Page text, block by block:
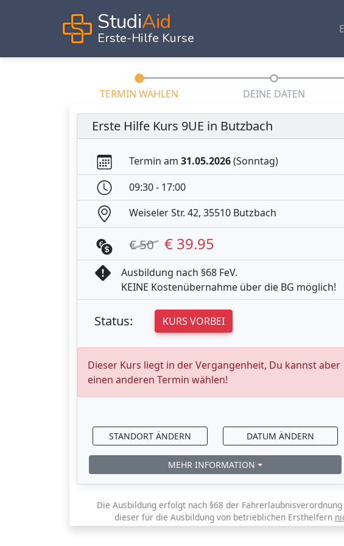
StudiAid
Erste-Hilfe Kurse
TERMIN WÄHLEN DEINE DATEN
Erste Hilfe Kurs 9UE in Butzbach
Termin am 31.05.2026(Sonntag)
09:30 - 17:00
Weiseler Str. 42, 35510 Butzbach
€ 50 € 39.95
Ausbildung nach §68 FeV.
KEINE Kostenübernahme über die BG möglich!
Status: KURS VORBEI
Dieser Kurs liegt in der Vergangenheit, Du kannst aber
einen anderen Termin wählen!
STANDORT ÄNDERN DATUM ÄNDERN
MEHR INFORMATION
Die Ausbildung erfolgt nach §68 der
dieser für die Ausbildung von betrieblichen Ersthelfern